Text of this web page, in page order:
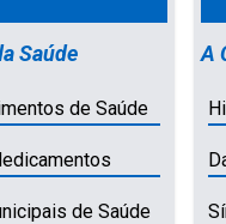
Saúde
de Saúde
de Saúde
A